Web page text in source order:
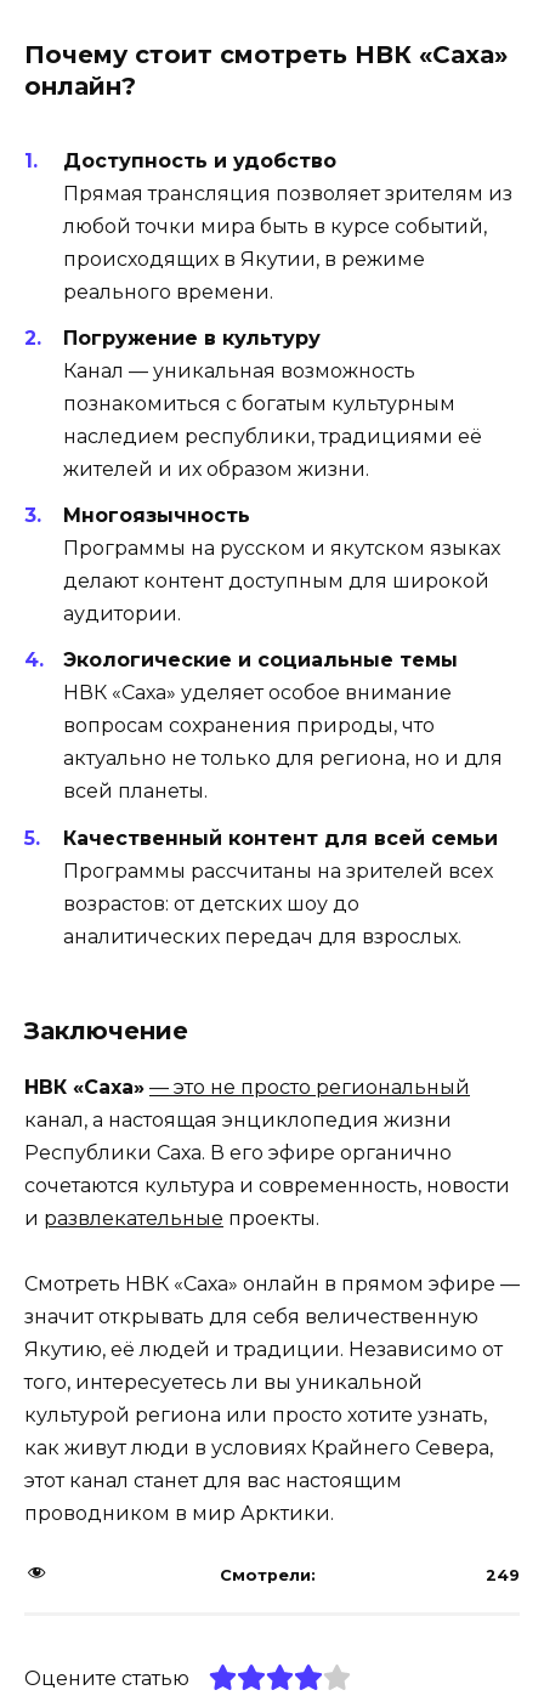
Почему стоит смотреть НВК «Саха»
онлайн?
Доступность и удобство
Прямая трансляция позволяет зрителям из
любой точки мира быть в курсе событий,
происходящих в Якутии, в режиме
реального времени.
Погружение в культуру
Канал — уникальная возможность
познакомиться с богатым культурным
наследием республики, традициями её
жителей и их образом жизни.
Многоязычность
Программы на русском и якутском языках
делают контент доступным для широкой
аудитории.
Экологические и социальные темы
НВК «Саха» уделяет особое внимание
вопросам сохранения природы, что
актуально не только для региона, но и для
всей планеты.
Качественный контент для всей семьи
Программы рассчитаны на зрителей всех
возрастов: от детских шоу до
аналитических передач для взрослых.
Заключение
НВК «Саха» — это не просто региональный
канал, а настоящая энциклопедия жизни
Республики Саха. В его эфире органично
сочетаются культура и современность, новости
и развлекательные проекты.
Смотреть НВК «Саха» онлайн в прямом эфире —
значит открывать для себя величественную
Якутию, её людей и традиции. Независимо от
того, интересуетесь ли вы уникальной
культурой региона или просто хотите узнать,
как живут люди в условиях Крайнего Севера,
этот канал станет для вас настоящим
проводником в мир Арктики.
Смотрели: 249
Оцените статью